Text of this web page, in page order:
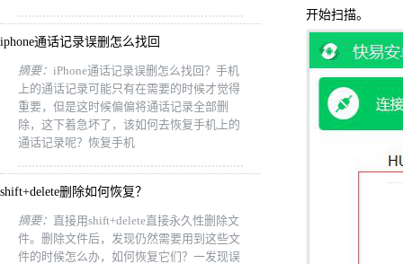
iphone通话记录误删怎么找回
摘要： iPhone通话记录误删怎么找回？手机
上的通话记录可能只有在需要的时候才觉得
重要，但是这时候偏偏将通话记录全部删
除，这下着急坏了，该如何去恢复手机上的
通话记录呢？恢复手机
shift+delete删除如何恢复？
摘要： 直接用shift+delete直接永久性删除文
件。删除文件后，发现仍然需要用到这些文
件的时候怎么办，如何恢复它们？一发现误
开始扫描。